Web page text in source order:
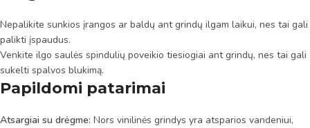
Nepalikite sunkios įrangos ar baldų ant grindų ilgam laikui, nes tai gali
palikti įspaudus.
Venkite ilgo saulės spindulių poveikio tiesiogiai ant grindų, nes tai gali
sukelti spalvos blukimą.
Papildomi patarimai
Atsargiai su drėgme: Nors vinilinės grindys yra atsparios vandeniui,